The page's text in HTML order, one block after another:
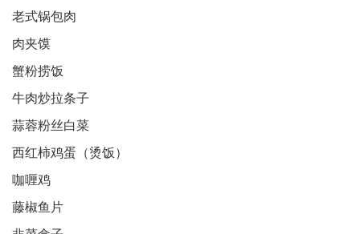
老式锅包肉
肉夹馍
蟹粉捞饭
牛肉炒拉条子
蒜蓉粉丝白菜
西红柿鸡蛋（烫饭）
咖喱鸡
藤椒鱼片